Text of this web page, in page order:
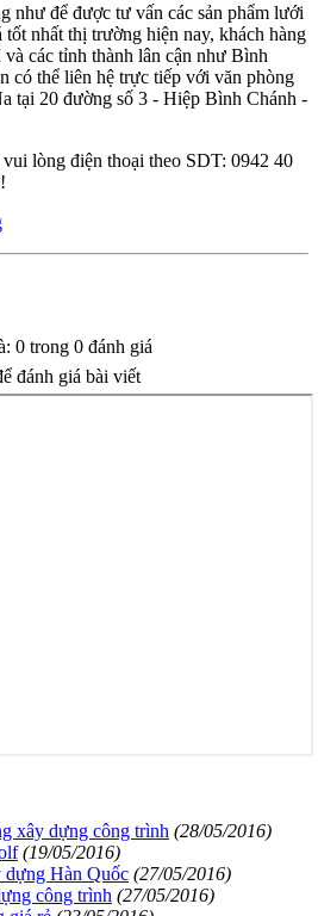
như để được tư vấn các sản phẩm lưới
nhất thị trường hiện nay, khách hàng
các tỉnh thành lân cận như Bình
thể liên hệ trực tiếp với văn phòng
tại 20 đường số 3 - Hiệp Bình Chánh -
lòng điện thoại theo SDT: 0942 40
0 trong 0 đánh giá
đánh giá bài viết
xây dựng công trình (28/05/2016)
(19/05/2016)
Hàn Quốc (27/05/2016)
công trình (27/05/2016)